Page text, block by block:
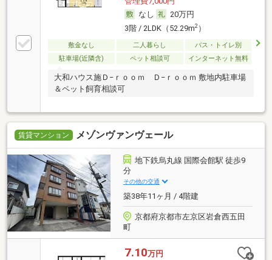
なし
20万円
3階 / 2LDK（52.29m2）
敷金なし 二人暮らし
バス・トイレ別
駐車場(近隣含)
ペット相談可 インターネット無料
大和ハウス施Ｄ−ｒｏｏｍ Ｄ−ｒｏｏｍ 敷地内駐車場
＆ペット飼育相談可
賃貸マンション メゾンヴァンヴェール
地下鉄烏丸線 国際会館駅 徒歩9
分
その他の交通
築38年11ヶ月 / 4階建
京都府京都市左京区岩倉西五田
町
7.10万円